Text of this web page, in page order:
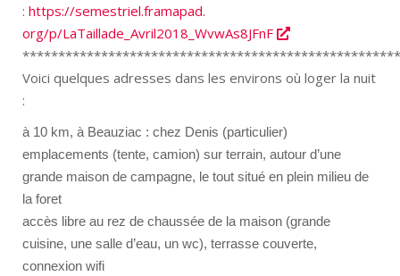
: https://semestriel.framapad.
org/p/LaTaillade_Avril2018_WvwAs8JFnF
Voici quelques adresses dans les environs où loger la nuit
:
à 10 km, à Beauziac : chez Denis (particulier)
emplacements (tente, camion) sur terrain, autour d’une
grande maison de campagne, le tout situé en plein milieu de
la foret
accès libre au rez de chaussée de la maison (grande
cuisine, une salle d’eau, un wc), terrasse couverte,
connexion wifi